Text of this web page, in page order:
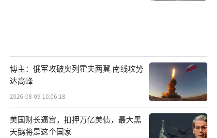
博主：俄军攻破奥列霍夫两翼 南线攻势
达高峰
2026-08-09 10:06:18
美国财长逼宫，扣押万亿美债，最大黑
天鹅将是这个国家